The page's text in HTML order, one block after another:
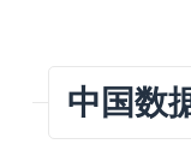
中国数